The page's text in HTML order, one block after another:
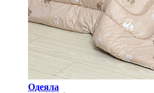
Одеяла